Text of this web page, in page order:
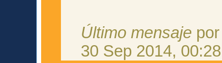
Último mensaje
30 Sep 2014, 00:28